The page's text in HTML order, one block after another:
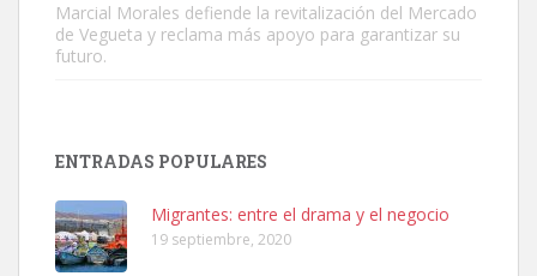
Leales.org » Gran Canaria
Marcial Morales defiende la revitalización del Mercado
de Vegueta y reclama más apoyo para garantizar su
futuro.
ENTRADAS POPULARES
Migrantes: entre el drama y el negocio
19 septiembre, 2020